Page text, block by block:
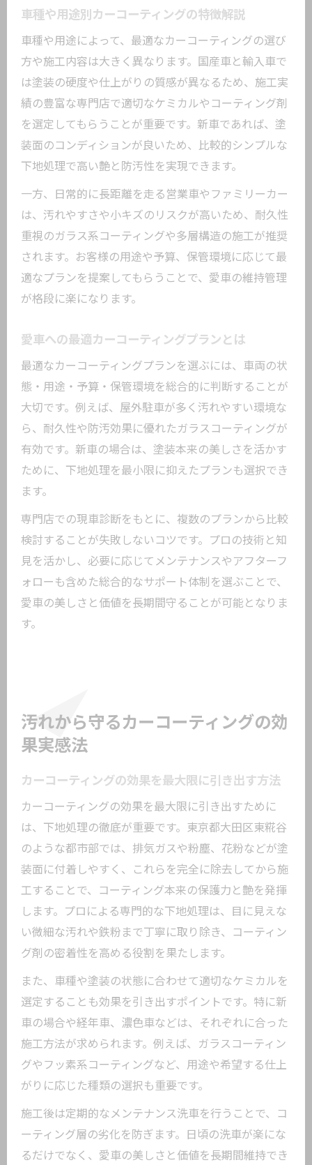
洗車時に感じるカーコーティングのメリ
ット
時短できる洗車術とカーコーティングの
関係
カーコーティング後のメンテナンスコツ
車種や用途別カーコーティングの特徴解説
車種や用途によって、最適なカーコーティングの選び
方や施工内容は大きく異なります。国産車と輸入車で
は塗装の硬度や仕上がりの質感が異なるため、施工実
績の豊富な専門店で適切なケミカルやコーティング剤
を選定してもらうことが重要です。新車であれば、塗
装面のコンディションが良いため、比較的シンプルな
下地処理で高い艶と防汚性を実現できます。
一方、日常的に長距離を走る営業車やファミリーカー
は、汚れやすさや小キズのリスクが高いため、耐久性
重視のガラス系コーティングや多層構造の施工が推奨
されます。お客様の用途や予算、保管環境に応じて最
適なプランを提案してもらうことで、愛車の維持管理
が格段に楽になります。
愛車への最適カーコーティングプランとは
最適なカーコーティングプランを選ぶには、車両の状
態・用途・予算・保管環境を総合的に判断することが
大切です。例えば、屋外駐車が多く汚れやすい環境な
ら、耐久性や防汚効果に優れたガラスコーティングが
有効です。新車の場合は、塗装本来の美しさを活かす
ために、下地処理を最小限に抑えたプランも選択でき
ます。
専門店での現車診断をもとに、複数のプランから比較
検討することが失敗しないコツです。プロの技術と知
見を活かし、必要に応じてメンテナンスやアフターフ
ォローも含めた総合的なサポート体制を選ぶことで、
愛車の美しさと価値を長期間守ることが可能となりま
す。
汚れから守るカーコーティングの効
果実感法
カーコーティングの効果を最大限に引き出す方法
カーコーティングの効果を最大限に引き出すために
は、下地処理の徹底が重要です。東京都大田区東糀谷
のような都市部では、排気ガスや粉塵、花粉などが塗
装面に付着しやすく、これらを完全に除去してから施
工することで、コーティング本来の保護力と艶を発揮
します。プロによる専門的な下地処理は、目に見えな
い微細な汚れや鉄粉まで丁寧に取り除き、コーティン
グ剤の密着性を高める役割を果たします。
また、車種や塗装の状態に合わせて適切なケミカルを
選定することも効果を引き出すポイントです。特に新
車の場合や経年車、濃色車などは、それぞれに合った
施工方法が求められます。例えば、ガラスコーティン
グやフッ素系コーティングなど、用途や希望する仕上
がりに応じた種類の選択も重要です。
施工後は定期的なメンテナンス洗車を行うことで、コ
ーティング層の劣化を防ぎます。日頃の洗車が楽にな
るだけでなく、愛車の美しさと価値を長期間維持でき